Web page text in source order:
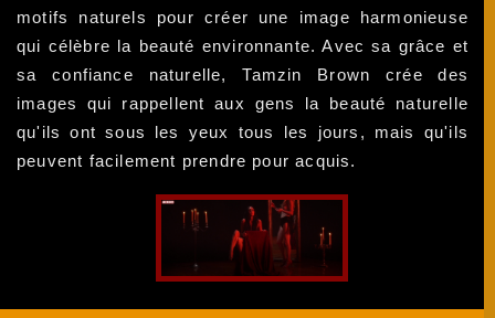
motifs naturels pour créer une image harmonieuse
qui célèbre la beauté environnante. Avec sa grâce et
sa confiance naturelle, Tamzin Brown crée des
images qui rappellent aux gens la beauté naturelle
qu'ils ont sous les yeux tous les jours, mais qu'ils
peuvent facilement prendre pour acquis.